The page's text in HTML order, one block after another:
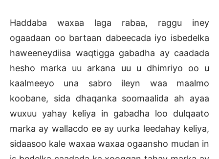
Haddaba waxaa laga rabaa, raggu iney
ogaadaan oo bartaan dabeecada iyo isbedelka
haweeneydiisa waqtigga gabadha ay caadada
hesho marka uu arkana uu u dhimriyo oo u
kaalmeeyo una sabro ileyn waa maalmo
koobane, sida dhaqanka soomaalida ah ayaa
wuxuu yahay keliya in gabadha loo dulqaato
marka ay wallacdo ee ay uurka leedahay keliya,
sidaasoo kale waxaa waxaa ogaansho mudan in